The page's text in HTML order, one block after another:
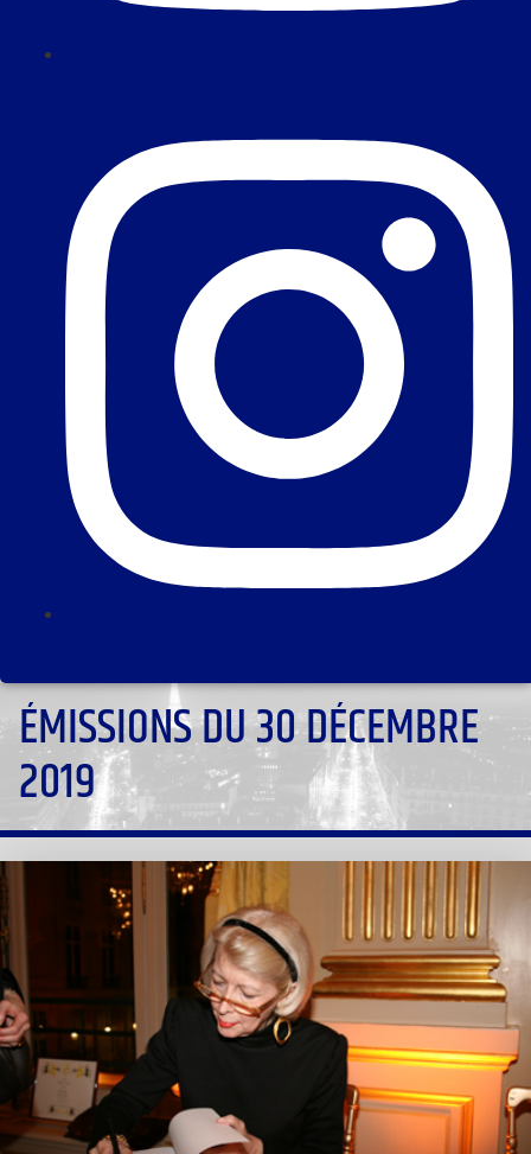
ÉMISSIONS DU 30 DÉCEMBRE
2019